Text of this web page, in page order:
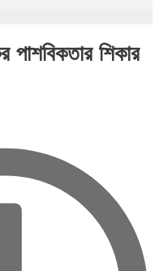
পাশবিকতার শিকার